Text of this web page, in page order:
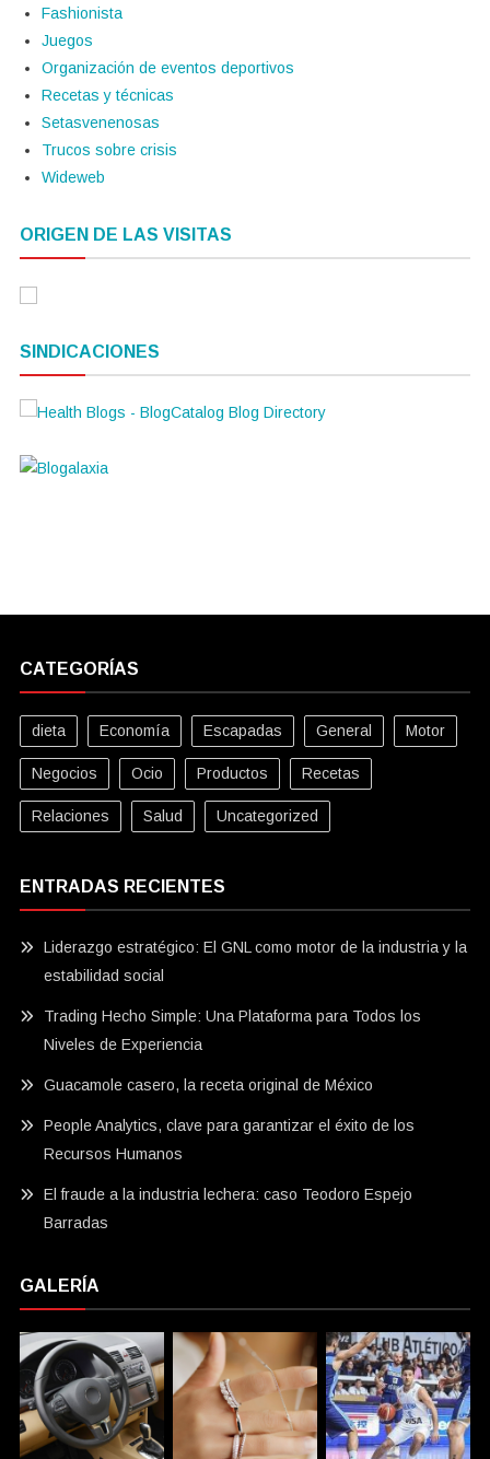
Fashionista
Juegos
Organización de eventos deportivos
Recetas y técnicas
Setasvenenosas
Trucos sobre crisis
Wideweb
ORIGEN DE LAS VISITAS
SINDICACIONES
CATEGORÍAS
dieta Economía Escapadas General Motor
Negocios Ocio Productos Recetas
Relaciones Salud Uncategorized
ENTRADAS RECIENTES
Liderazgo estratégico: El GNL como motor de la industria y la
estabilidad social
Trading Hecho Simple: Una Plataforma para Todos los
Niveles de Experiencia
Guacamole casero, la receta original de México
People Analytics, clave para garantizar el éxito de los
Recursos Humanos
El fraude a la industria lechera: caso Teodoro Espejo
Barradas
GALERÍA